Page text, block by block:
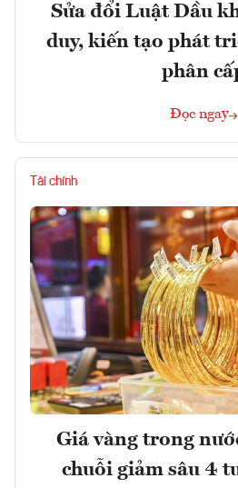
Sửa đổi Luật Dầu
duy, kiến tạo phát
phân
Đọc ngay
Tài chính
Giá vàng trong
chuỗi giảm sâu 4